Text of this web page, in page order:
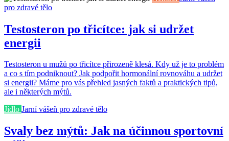
pro zdravé tělo
Testosteron po třicítce: jak si udržet
energii
Testosteron u mužů po třicítce přirozeně klesá. Kdy už je to problém
a co s tím podniknout? Jak podpořit hormonální rovnováhu a udržet
si energii? Máme pro vás přehled jasných faktů a praktických tipů,
ale i některých mýtů.
Jídlo Jarní vášeň pro zdravé tělo
Svaly bez mýtů: Jak na účinnou sportovní